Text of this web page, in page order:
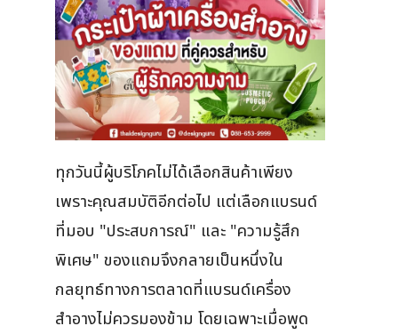
ทุกวันนี้ผู้บริโภคไม่ได้เลือกสินค้าเพียง
เพราะคุณสมบัติอีกต่อไป แต่เลือกแบรนด์
ที่มอบ "ประสบการณ์" และ "ความรู้สึก
พิเศษ" ของแถมจึงกลายเป็นหนึ่งใน
กลยุทธ์ทางการตลาดที่แบรนด์เครื่อง
สำอางไม่ควรมองข้าม โดยเฉพาะเมื่อพูด